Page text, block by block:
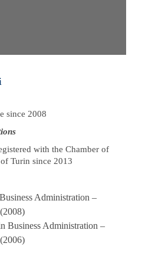
since 2008
with the Chamber of
Turin since 2013
Administration –
Business Administration –